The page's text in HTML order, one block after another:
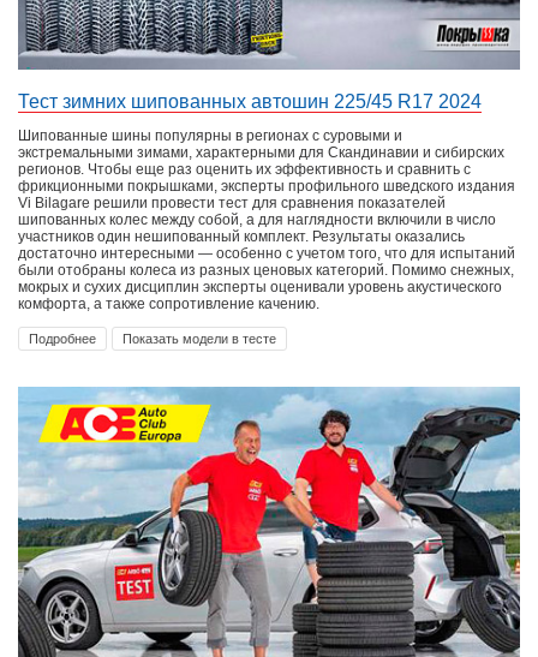
Тест зимних шипованных автошин 225/45 R17 2024
Шипованные шины популярны в регионах с суровыми и
экстремальными зимами, характерными для Скандинавии и сибирских
регионов. Чтобы еще раз оценить их эффективность и сравнить с
фрикционными покрышками, эксперты профильного шведского издания
Vi Bilagare решили провести тест для сравнения показателей
шипованных колес между собой, а для наглядности включили в число
участников один нешипованный комплект. Результаты оказались
достаточно интересными — особенно с учетом того, что для испытаний
были отобраны колеса из разных ценовых категорий. Помимо снежных,
мокрых и сухих дисциплин эксперты оценивали уровень акустического
комфорта, а также сопротивление качению.
Подробнее Показать модели в тесте